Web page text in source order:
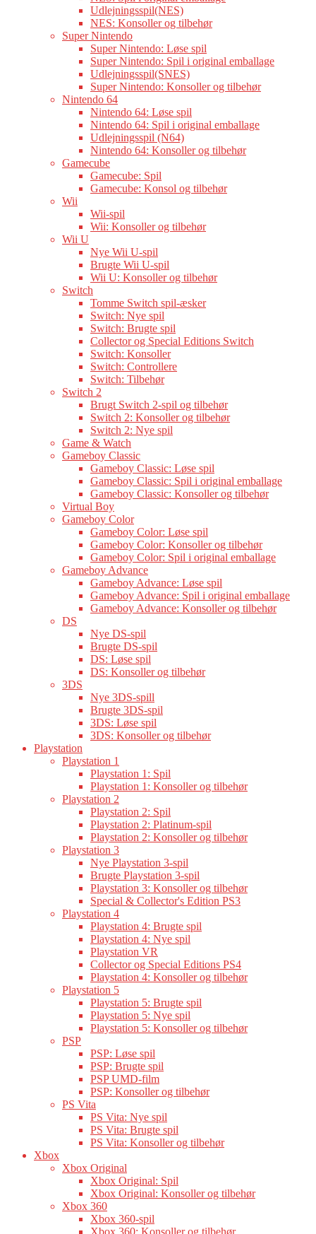
Udlejningsspil(NES)
NES: Konsoller og tilbehør
Super Nintendo
Super Nintendo: Løse spil
Super Nintendo: Spil i original emballage
Udlejningsspil(SNES)
Super Nintendo: Konsoller og tilbehør
Nintendo 64
Nintendo 64: Løse spil
Nintendo 64: Spil i original emballage
Udlejningsspil (N64)
Nintendo 64: Konsoller og tilbehør
Gamecube
Gamecube: Spil
Gamecube: Konsol og tilbehør
Wii
Wii-spil
Wii: Konsoller og tilbehør
Wii U
Nye Wii U-spil
Brugte Wii U-spil
Wii U: Konsoller og tilbehør
Switch
Tomme Switch spil-æsker
Switch: Nye spil
Switch: Brugte spil
Collector og Special Editions Switch
Switch: Konsoller
Switch: Controllere
Switch: Tilbehør
Switch 2
Brugt Switch 2-spil og tilbehør
Switch 2: Konsoller og tilbehør
Switch 2: Nye spil
Game & Watch
Gameboy Classic
Gameboy Classic: Løse spil
Gameboy Classic: Spil i original emballage
Gameboy Classic: Konsoller og tilbehør
Virtual Boy
Gameboy Color
Gameboy Color: Løse spil
Gameboy Color: Konsoller og tilbehør
Gameboy Color: Spil i original emballage
Gameboy Advance
Gameboy Advance: Løse spil
Gameboy Advance: Spil i original emballage
Gameboy Advance: Konsoller og tilbehør
DS
Nye DS-spil
Brugte DS-spil
DS: Løse spil
DS: Konsoller og tilbehør
3DS
Nye 3DS-spill
Brugte 3DS-spil
3DS: Løse spil
3DS: Konsoller og tilbehør
Playstation
Playstation 1
Playstation 1: Spil
Playstation 1: Konsoller og tilbehør
Playstation 2
Playstation 2: Spil
Playstation 2: Platinum-spil
Playstation 2: Konsoller og tilbehør
Playstation 3
Nye Playstation 3-spil
Brugte Playstation 3-spil
Playstation 3: Konsoller og tilbehør
Special & Collector's Edition PS3
Playstation 4
Playstation 4: Brugte spil
Playstation 4: Nye spil
Playstation VR
Collector og Special Editions PS4
Playstation 4: Konsoller og tilbehør
Playstation 5
Playstation 5: Brugte spil
Playstation 5: Nye spil
Playstation 5: Konsoller og tilbehør
PSP
PSP: Løse spil
PSP: Brugte spil
PSP UMD-film
PSP: Konsoller og tilbehør
PS Vita
PS Vita: Nye spil
PS Vita: Brugte spil
PS Vita: Konsoller og tilbehør
Xbox
Xbox Original
Xbox Original: Spil
Xbox Original: Konsoller og tilbehør
Xbox 360
Xbox 360-spil